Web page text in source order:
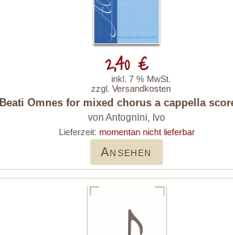
Beati Omnes for mixed chorus a cappella
von Antognini, Ivo
Lieferzeit: momentan nicht lieferbar
Ansehen
2,40 €
inkl. 7 % MwSt.
zzgl. Versandkosten